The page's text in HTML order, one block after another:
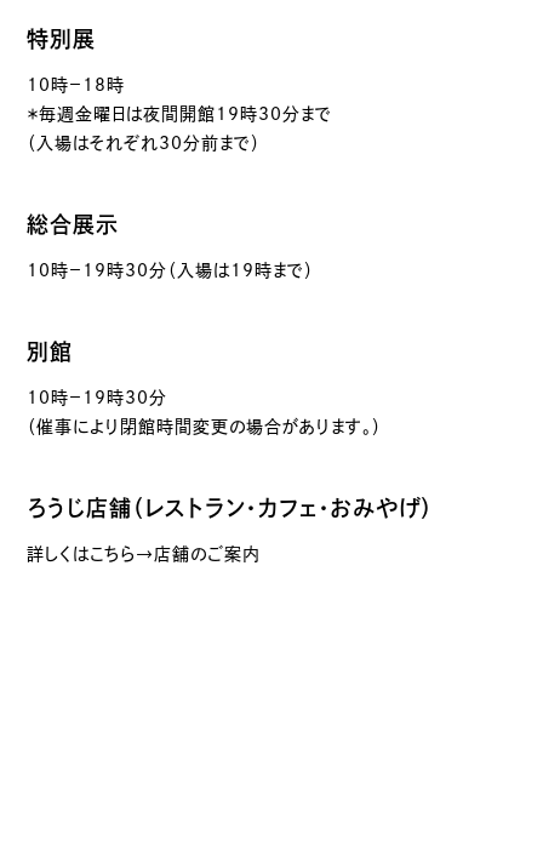
特別展
10時－18時
＊毎週金曜日は夜間開館19時30分まで
（入場はそれぞれ30分前まで）
総合展示
10時－19時30分（入場は19時まで）
別館
10時－19時30分
（催事により閉館時間変更の場合があります。）
ろうじ店舗（レストラン・カフェ・おみやげ）
詳しくはこちら→店舗のご案内